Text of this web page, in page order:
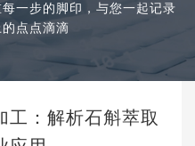
一步的脚印，与您一起记录
点点滴滴
工：解析石斛萃取